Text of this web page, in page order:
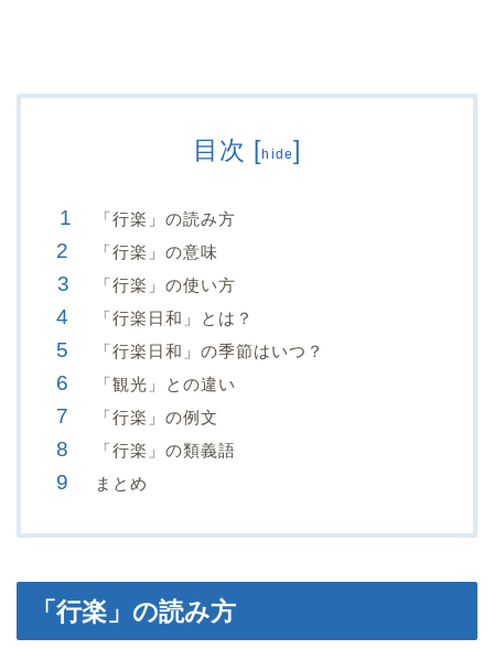
目次 [hide]
「行楽」の読み方
「行楽」の意味
「行楽」の使い方
「行楽日和」とは？
「行楽日和」の季節はいつ？
「観光」との違い
「行楽」の例文
「行楽」の類義語
まとめ
「行楽」の読み方